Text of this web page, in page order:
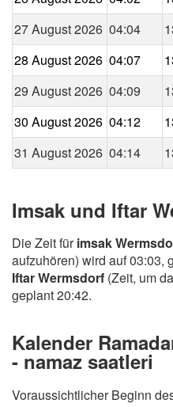
27 August 2026 04:04
28 August 2026 04:07
29 August 2026 04:09
30 August 2026 04:12
31 August 2026 04:14
Imsak und Iftar
Die Zeit fürimsak
aufzuhören) wird auf 03:03,
Iftar Wermsdorf (Zeit, um
geplant 20:42.
Kalender
- namaz saatleri
Voraussichtlicher Beginn